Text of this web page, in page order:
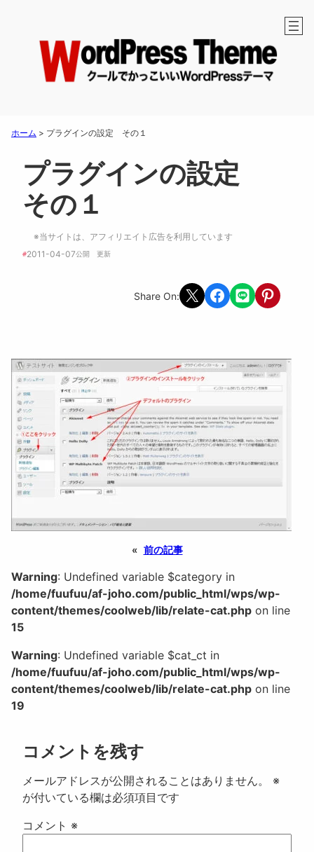
ホーム > プラグインの設定 その１
プラグインの設定
その１
※当サイトは、アフィリエイト広告を利用しています
#2011-04-07公開 更新
Share On: Share on X Share on Facebook
Share on LINEShare on
« 前の記事
Warning: Undefined variable $category in
/home/fuufuu/af-joho.com/public_html/wps/wp-
content/themes/coolweb/lib/relate-cat.php on line
15
Warning: Undefined variable $cat_ct in
/home/fuufuu/af-joho.com/public_html/wps/wp-
content/themes/coolweb/lib/relate-cat.php on line
19
コメントを残す
メールアドレスが公開されることはありません。
※
が付いている欄は必須項目です
コメント ※